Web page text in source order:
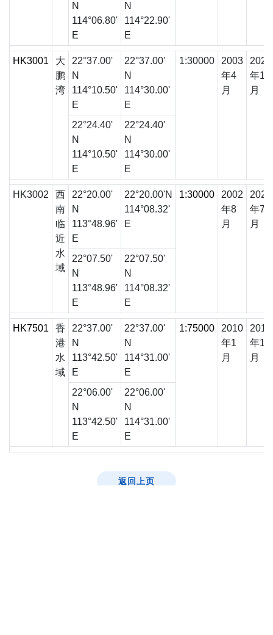
N
114°06.80'
E
N
114°22.90'
E
HK3001
大
鹏
湾
22°37.00'
N
114°10.50'
E
22°37.00'
N
114°30.00'
E
1:30000
2003
年4
月
2021
年1
月
22°24.40'
N
114°10.50'
E
22°24.40'
N
114°30.00'
E
HK3002
西
南
临
近
水
域
22°20.00'
N
113°48.96'
E
22°20.00'N
114°08.32'
E
1:30000
2002
年8
月
2023
年7
月
22°07.50'
N
113°48.96'
E
22°07.50'
N
114°08.32'
E
HK7501
香
港
水
域
22°37.00'
N
113°42.50'
E
22°37.00'
N
114°31.00'
E
1:75000
2010
年1
月
2019
年12
月
22°06.00'
N
113°42.50'
E
22°06.00'
N
114°31.00'
E
返回上页